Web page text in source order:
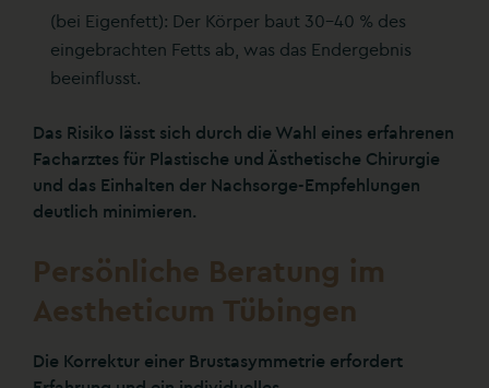
(bei Eigenfett): Der Körper baut 30-40 % des
eingebrachten Fetts ab, was das Endergebnis
beeinflusst.
Das Risiko lässt sich durch die Wahl eines erfahrenen
Facharztes für Plastische und Ästhetische Chirurgie
und das Einhalten der Nachsorge-Empfehlungen
deutlich minimieren.
Persönliche Beratung im
Aestheticum Tübingen
Die Korrektur einer Brustasymmetrie erfordert